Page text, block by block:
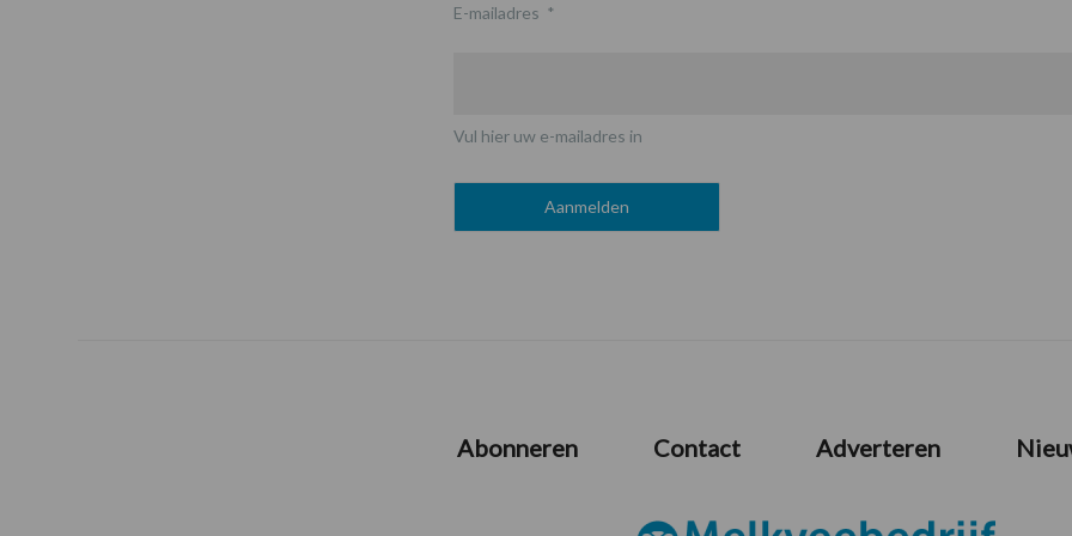
E-mailadres *
Vul hier uw e-mailadres in
Abonneren Contact Adverteren